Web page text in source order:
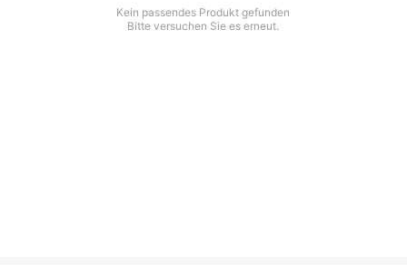
Kein passendes Produkt gefunden
Bitte versuchen Sie es erneut.